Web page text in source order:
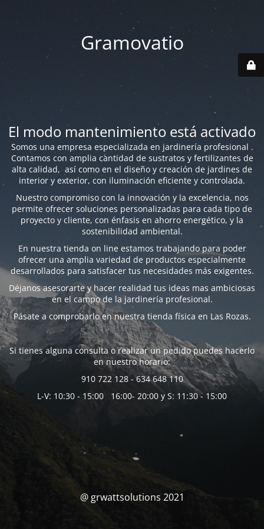
Gramovatio
El modo mantenimiento está activado
Somos una empresa especializada en jardinería profesional .
Contamos con amplia cantidad de sustratos y fertilizantes de
alta calidad, así como en el diseño y creación de jardines de
interior y exterior, con iluminación eficiente y controlada.
Nuestro compromiso con la innovación y la excelencia, nos
permite ofrecer soluciones personalizadas para cada tipo de
proyecto y cliente, con énfasis en ahorro energético, y la
sostenibilidad ambiental.
En nuestra tienda on line estamos trabajando para poder
ofrecer una amplia variedad de productos especialmente
desarrollados para satisfacer tus necesidades más exigentes.
Déjanos asesorarte y hacer realidad tus ideas mas ambiciosas
en el campo de la jardinería profesional.
Pásate a comprobarlo en nuestra tienda física en Las Rozas.
Si tienes alguna consulta o realizar un pedido puedes hacerlo
en nuestro horario:
910 722 128 - 634 648 110
L-V: 10:30 - 15:00 16:00- 20:00 y S: 11:30 - 15:00
@ grwattsolutions 2021